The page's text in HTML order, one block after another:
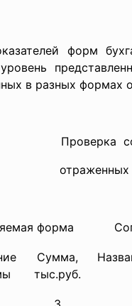
форм
в разных формах
Проверка
отраженных
форма
Сумма,
тыс.руб.